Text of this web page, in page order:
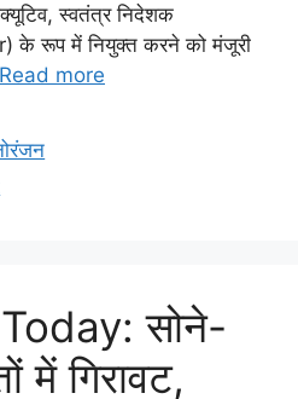
स्वतंत्र निदेशक
रूप में नियुक्त करने को मंजूरी
Read more
सोने-
में गिरावट,